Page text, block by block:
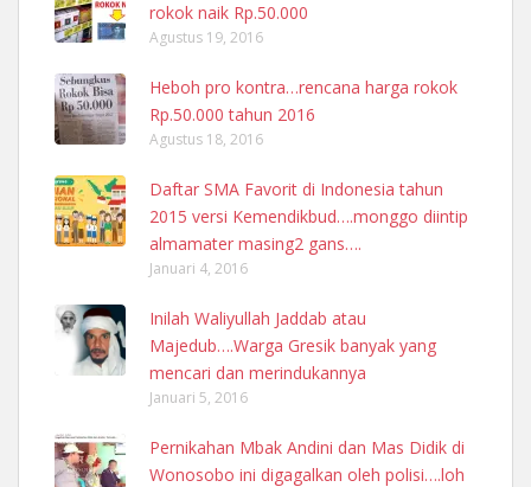
rokok naik Rp.50.000
Agustus 19, 2016
Heboh pro kontra…rencana harga rokok
Rp.50.000 tahun 2016
Agustus 18, 2016
Daftar SMA Favorit di Indonesia tahun
2015 versi Kemendikbud….monggo diintip
almamater masing2 gans….
Januari 4, 2016
Inilah Waliyullah Jaddab atau
Majedub….Warga Gresik banyak yang
mencari dan merindukannya
Januari 5, 2016
Pernikahan Mbak Andini dan Mas Didik di
Wonosobo ini digagalkan oleh polisi….loh